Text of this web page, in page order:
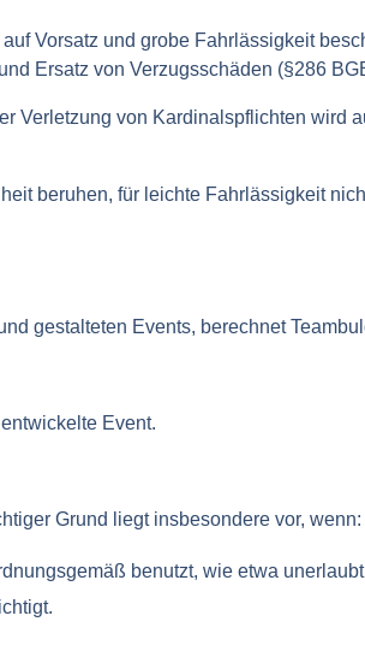
Vorsatz und grobe Fahrlässigkeit
Ersatz von Verzugsschäden (§286
Verletzung von Kardinalspflichten wird
beruhen, für leichte Fahrlässigkeit
gestalteten Events, berechnet
Event.
Grund liegt insbesondere vor, wenn:
benutzt, wie etwa